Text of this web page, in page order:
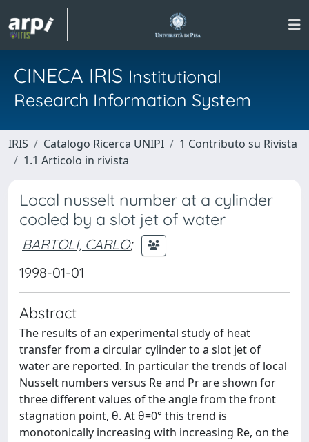
CINECA IRIS Institutional
Research Information System
IRIS Catalogo Ricerca UNIPI
1 Contributo su Rivista
1.1 Articolo in rivista
Local nusselt number at a cylinder
cooled by a slot jet of water
BARTOLI, CARLO;
1998-01-01
Abstract
The results of an experimental study of heat
transfer from a circular cylinder to a slot jet of
water are reported. In particular the trends of local
Nusselt numbers versus Re and Pr are shown for
three different values of the angle from the front
stagnation point, θ. At θ=0° this trend is
monotonically increasing with increasing Re, on the